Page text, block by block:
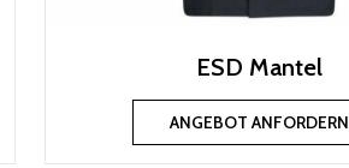
ESD Mantel
ANGEBOT ANFORDERN